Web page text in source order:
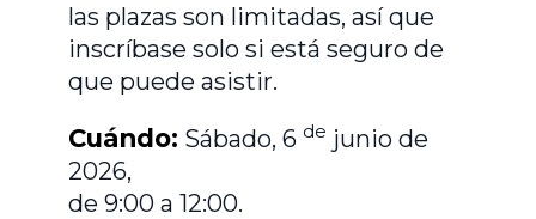
las plazas son limitadas, así que
inscríbase solo si está seguro de
que puede asistir.
Cuándo: Sábado, 6 de junio de
2026,
de 9:00 a 12:00.